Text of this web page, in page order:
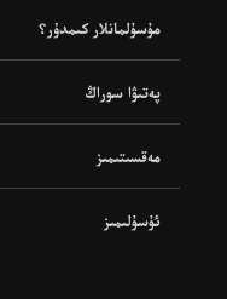
مۇسۇلمانلار كىمدۇر؟
پەتىۋا سوراڭ
مەقسىتىمىز
ئۇسۇلىمىز